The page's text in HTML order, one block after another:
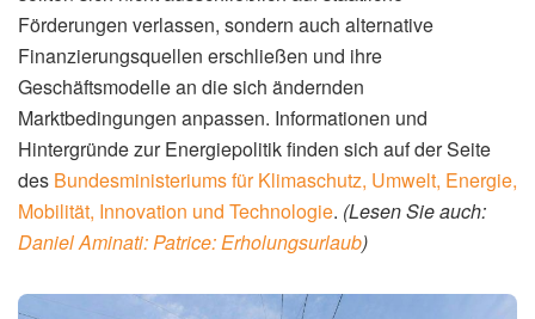
Förderungen verlassen, sondern auch alternative
Finanzierungsquellen erschließen und ihre
Geschäftsmodelle an die sich ändernden
Marktbedingungen anpassen. Informationen und
Hintergründe zur Energiepolitik finden sich auf der Seite
des Bundesministeriums für Klimaschutz, Umwelt, Energie,
Mobilität, Innovation und Technologie. (Lesen Sie auch:
Daniel Aminati: Patrice: Erholungsurlaub)